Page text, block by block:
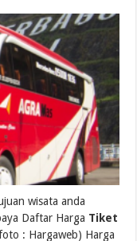
wisata anda
Daftar Harga Tiket
: Hargaweb) Harga